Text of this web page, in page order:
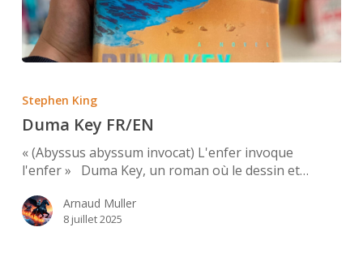
FR/EN
Stephen King
Duma Key FR/EN
« (Abyssus abyssum invocat) L'enfer invoque
l'enfer » Duma Key, un roman où le dessin et…
Arnaud Muller
8 juillet 2025